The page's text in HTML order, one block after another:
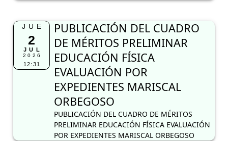
JUE
2
JUL
2026
12:31
PUBLICACIÓN DEL CUADRO
DE MÉRITOS PRELIMINAR
EDUCACIÓN FÍSICA
EVALUACIÓN POR
EXPEDIENTES MARISCAL
ORBEGOSO
PUBLICACIÓN DEL CUADRO DE MÉRITOS
PRELIMINAR EDUCACIÓN FÍSICA EVALUACIÓN
POR EXPEDIENTES MARISCAL ORBEGOSO